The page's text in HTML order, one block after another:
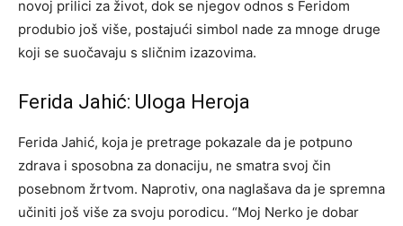
novoj prilici za život, dok se njegov odnos s Feridom
produbio još više, postajući simbol nade za mnoge druge
koji se suočavaju s sličnim izazovima.
Ferida Jahić: Uloga Heroja
Ferida Jahić, koja je pretrage pokazale da je potpuno
zdrava i sposobna za donaciju, ne smatra svoj čin
posebnom žrtvom. Naprotiv, ona naglašava da je spremna
učiniti još više za svoju porodicu. “Moj Nerko je dobar